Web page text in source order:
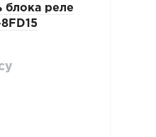
блока реле